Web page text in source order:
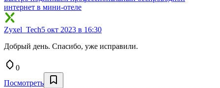
интернет в мини-отеле
Zyxel_Tech5 окт 2023 в 16:30
Добрый день. Спасибо, уже исправили.
0
Посмотреть